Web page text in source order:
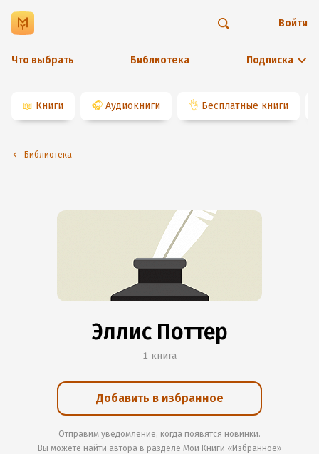
Что выбрать Библиотека Подписка
Войти
📖 Книги 🎧 Аудиокниги 👌 Бесплатные книги
Библиотека
Эллис Поттер
1 книга
Добавить в избранное
Отправим уведомление, когда появятся новинки.
Вы можете найти автора в разделе Мои Книги «Избранное»